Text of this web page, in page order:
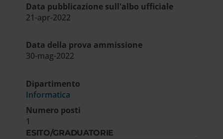
Data pubblicazione sull'albo ufficiale
21-apr-2022
Data della prova ammissione
30-mag-2022
Dipartimento
Informatica
Numero posti
1
ESITO/GRADUATORIE